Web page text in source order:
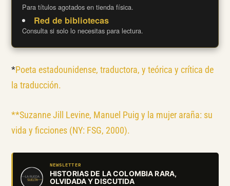
Para títulos agotados en tienda física.
Red de bibliotecas
Consulta si solo lo necesitas para lectura.
*Poeta estadounidense, traductora, y teórica y crítica de
la traducción.
**Suzanne Jill Levine, Manuel Puig y la mujer araña: su
vida y ficciones (NY: FSG, 2000).
NEWSLETTER
HISTORIAS DE LA COLOMBIA RARA,
OLVIDADA Y DISCUTIDA